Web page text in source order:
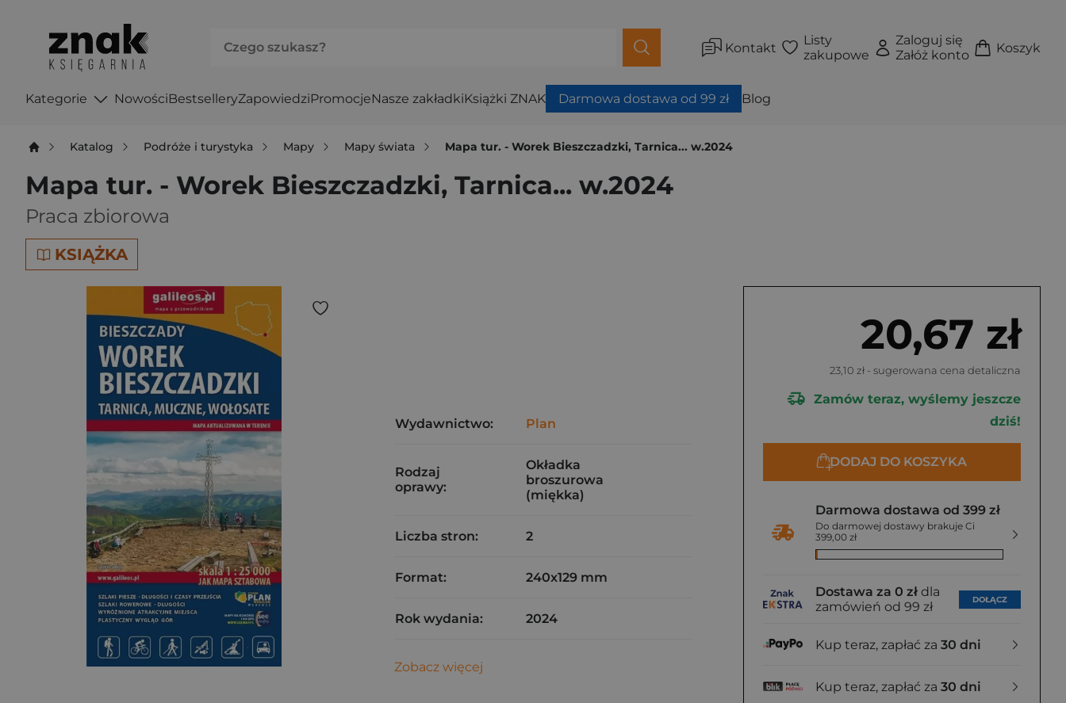
Kontakt
Listy
zakupowe
Zaloguj się
Załóż konto
Koszyk
Kategorie NowościBestselleryZapowiedziPromocjeNasze zakładkiKsiążki ZNAK Darmowa dostawa od 99 zł Blog
Katalog Podróże i turystyka Mapy Mapy świata Mapa tur. - Worek Bieszczadzki, Tarnica... w.2024
Mapa tur. - Worek Bieszczadzki, Tarnica... w.2024
Praca zbiorowa
KSIĄŻKA
20,67 zł
23,10 zł - sugerowana cena detaliczna
Zamów teraz, wyślemy jeszcze
dziś!
DODAJ DO KOSZYKA
Darmowa dostawa od 399 zł
Do darmowej dostawy brakuje Ci
399,00 zł
Dostawa za 0 zł dla
zamówień od 99 zł
DOŁĄCZ
Kup teraz, zapłać za 30 dni
Kup teraz, zapłać za 30 dni
Wydawnictwo: Plan
Rodzaj
oprawy:
Okładka
broszurowa
(miękka)
Liczba stron: 2
Format: 240x129 mm
Rok wydania: 2024
Zobacz więcej